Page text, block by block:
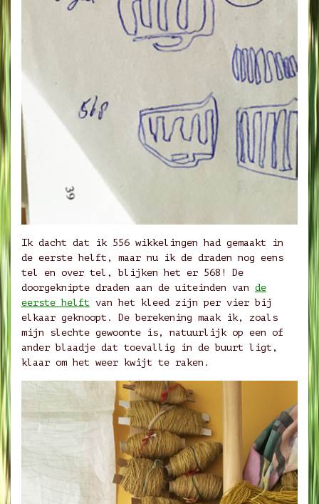
Ik dacht dat ik 556 wikkelingen had gemaakt in
de eerste helft, maar nu ik de draden nog eens
tel en over tel, blijken het er 568! De
doorgeknipte draden aan de uiteinden van de
eerste helft van het kleed zijn per vier bij
elkaar geknoopt. De berekening maak ik, zoals
mijn slechte gewoonte is, natuurlijk op een of
ander blaadje dat toevallig in de buurt ligt,
klaar om het weer kwijt te raken.